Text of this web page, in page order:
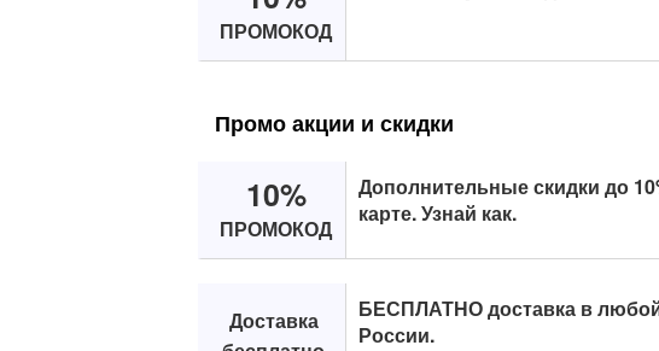
ПРОМОКОД
Промо акции и скидки
10%
ПРОМОКОД
Дополнительные скидки до
карте. Узнай как.
Доставка
БЕСПЛАТНО доставка в
России.